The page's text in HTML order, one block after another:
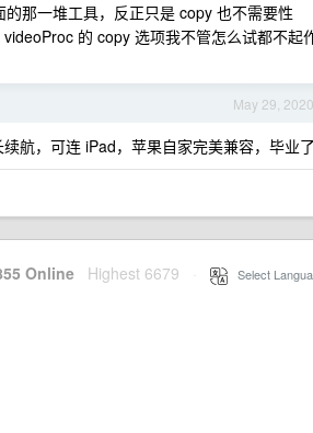
那一堆工具，反正只是 copy 也不需要性
的 copy 选项我不管怎么试都不起
May 29, 2020
航，可连 iPad，苹果自家完美兼容，毕业了
Online Highest 6679 Select